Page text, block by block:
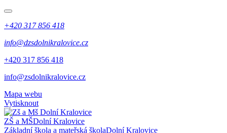
+420 317 856 418
info@dzsdolnikralovice.cz
+420 317 856 418
info@zsdolnikralovice.cz
Mapa webu
Vytisknout
ZŠ a MŠDolní Kralovice
Základní škola a mateřská školaDolní Kralovice